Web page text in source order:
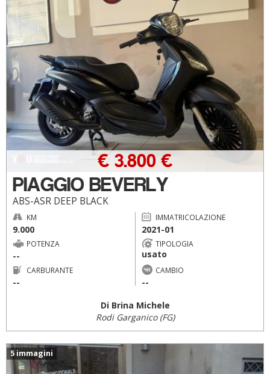
PIAGGIO BEVERLY
ABS-ASR DEEP BLACK
€ 3.800 €
KM
9.000
IMMATRICOLAZIONE
2021-01
POTENZA
--
TIPOLOGIA
usato
CARBURANTE
--
CAMBIO
--
Di Brina Michele
Rodi Garganico (FG)
5 immagini